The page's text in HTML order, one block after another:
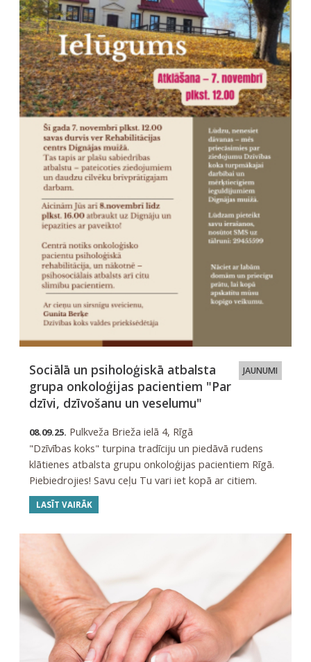
JAUNUMI
Sociālā un psiholoģiskā atbalsta
grupa onkoloģijas pacientiem "Par
dzīvi, dzīvošanu un veselumu"
08.09.25. Pulkveža Brieža ielā 4, Rīgā
"Dzīvības koks" turpina tradīciju un piedāvā rudens
klātienes atbalsta grupu onkoloģijas pacientiem Rīgā.
Piebiedrojies! Savu ceļu Tu vari iet kopā ar citiem.
LASĪT VAIRĀK